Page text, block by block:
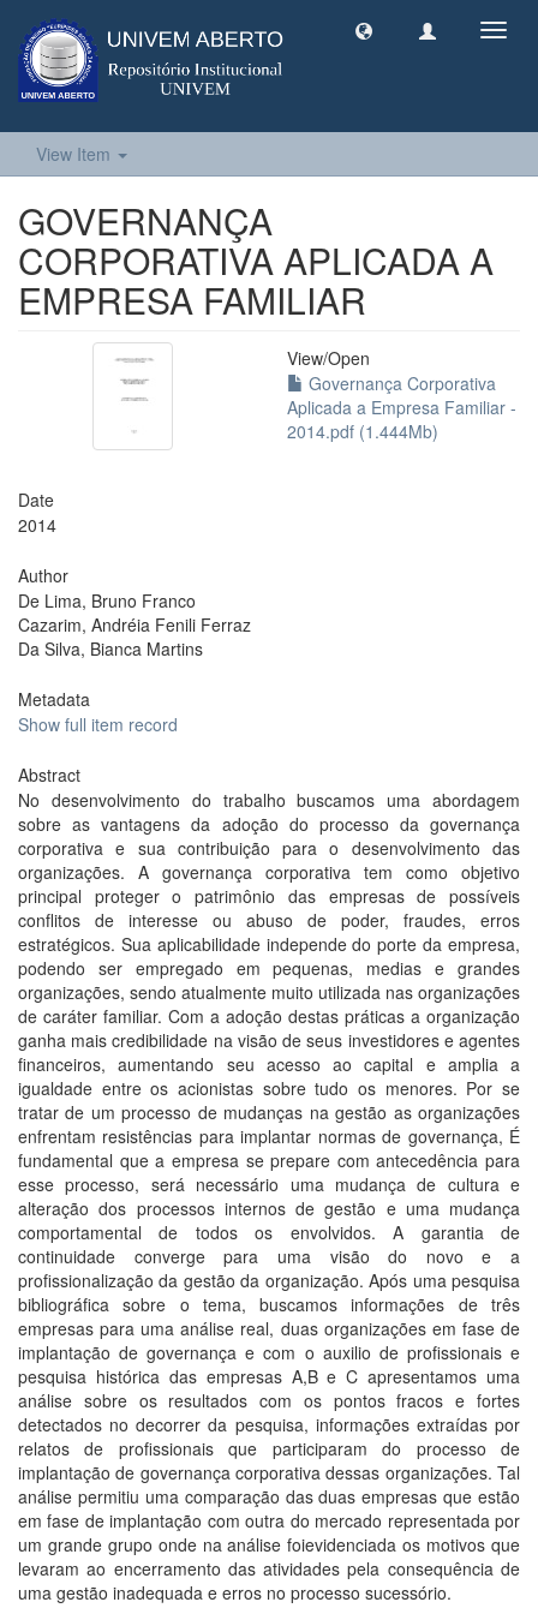
View Item
GOVERNANÇA
CORPORATIVA APLICADA A
EMPRESA FAMILIAR
View/Open
Governança Corporativa
Aplicada a Empresa Familiar -
2014.pdf (1.444Mb)
Date
2014
Author
De Lima, Bruno Franco
Cazarim, Andréia Fenili Ferraz
Da Silva, Bianca Martins
Metadata
Show full item record
Abstract
No desenvolvimento do trabalho buscamos uma abordagem
sobre as vantagens da adoção do processo da governança
corporativa e sua contribuição para o desenvolvimento das
organizações. A governança corporativa tem como objetivo
principal proteger o patrimônio das empresas de possíveis
conflitos de interesse ou abuso de poder, fraudes, erros
estratégicos. Sua aplicabilidade independe do porte da empresa,
podendo ser empregado em pequenas, medias e grandes
organizações, sendo atualmente muito utilizada nas organizações
de caráter familiar. Com a adoção destas práticas a organização
ganha mais credibilidade na visão de seus investidores e agentes
financeiros, aumentando seu acesso ao capital e amplia a
igualdade entre os acionistas sobre tudo os menores. Por se
tratar de um processo de mudanças na gestão as organizações
enfrentam resistências para implantar normas de governança, É
fundamental que a empresa se prepare com antecedência para
esse processo, será necessário uma mudança de cultura e
alteração dos processos internos de gestão e uma mudança
comportamental de todos os envolvidos. A garantia de
continuidade converge para uma visão do novo e a
profissionalização da gestão da organização. Após uma pesquisa
bibliográfica sobre o tema, buscamos informações de três
empresas para uma análise real, duas organizações em fase de
implantação de governança e com o auxilio de profissionais e
pesquisa histórica das empresas A,B e C apresentamos uma
análise sobre os resultados com os pontos fracos e fortes
detectados no decorrer da pesquisa, informações extraídas por
relatos de profissionais que participaram do processo de
implantação de governança corporativa dessas organizações. Tal
análise permitiu uma comparação das duas empresas que estão
em fase de implantação com outra do mercado representada por
um grande grupo onde na análise foievidenciada os motivos que
levaram ao encerramento das atividades pela consequência de
uma gestão inadequada e erros no processo sucessório.